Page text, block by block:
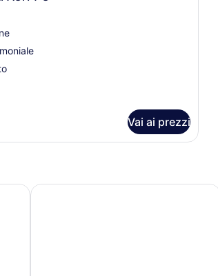
Vai ai prezzi
Aegean Gem